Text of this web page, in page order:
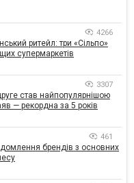
4266
ритейл: три «Сільпо»
супермаркетів
3307
став найпопулярнішою
— рекордна за 5 років
461
брендів з основних